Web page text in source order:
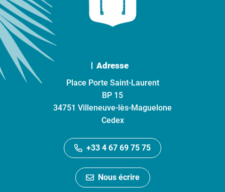
Adresse
Place Porte Saint-Laurent
BP 15
34751 Villeneuve-lès-Maguelone
Cedex
+33 4 67 69 75 75
Nous écrire